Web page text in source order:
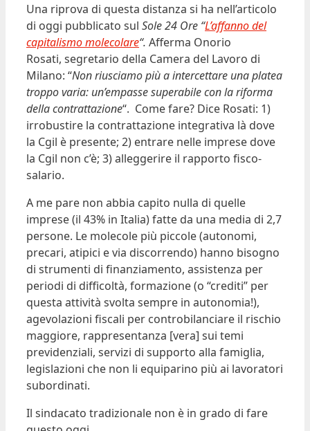
Una riprova di questa distanza si ha nell’articolo
di oggi pubblicato sul Sole 24 Ore “L’affanno del
capitalismo molecolare“. Afferma Onorio
Rosati, segretario della Camera del Lavoro di
Milano: “Non riusciamo più a intercettare una platea
troppo varia: un’empasse superabile con la riforma
della contrattazione“. Come fare? Dice Rosati: 1)
irrobustire la contrattazione integrativa là dove
la Cgil è presente; 2) entrare nelle imprese dove
la Cgil non c’è; 3) alleggerire il rapporto fisco-
salario.
A me pare non abbia capito nulla di quelle
imprese (il 43% in Italia) fatte da una media di 2,7
persone. Le molecole più piccole (autonomi,
precari, atipici e via discorrendo) hanno bisogno
di strumenti di finanziamento, assistenza per
periodi di difficoltà, formazione (o “crediti” per
questa attività svolta sempre in autonomia!),
agevolazioni fiscali per controbilanciare il rischio
maggiore, rappresentanza [vera] sui temi
previdenziali, servizi di supporto alla famiglia,
legislazioni che non li equiparino più ai lavoratori
subordinati.
Il sindacato tradizionale non è in grado di fare